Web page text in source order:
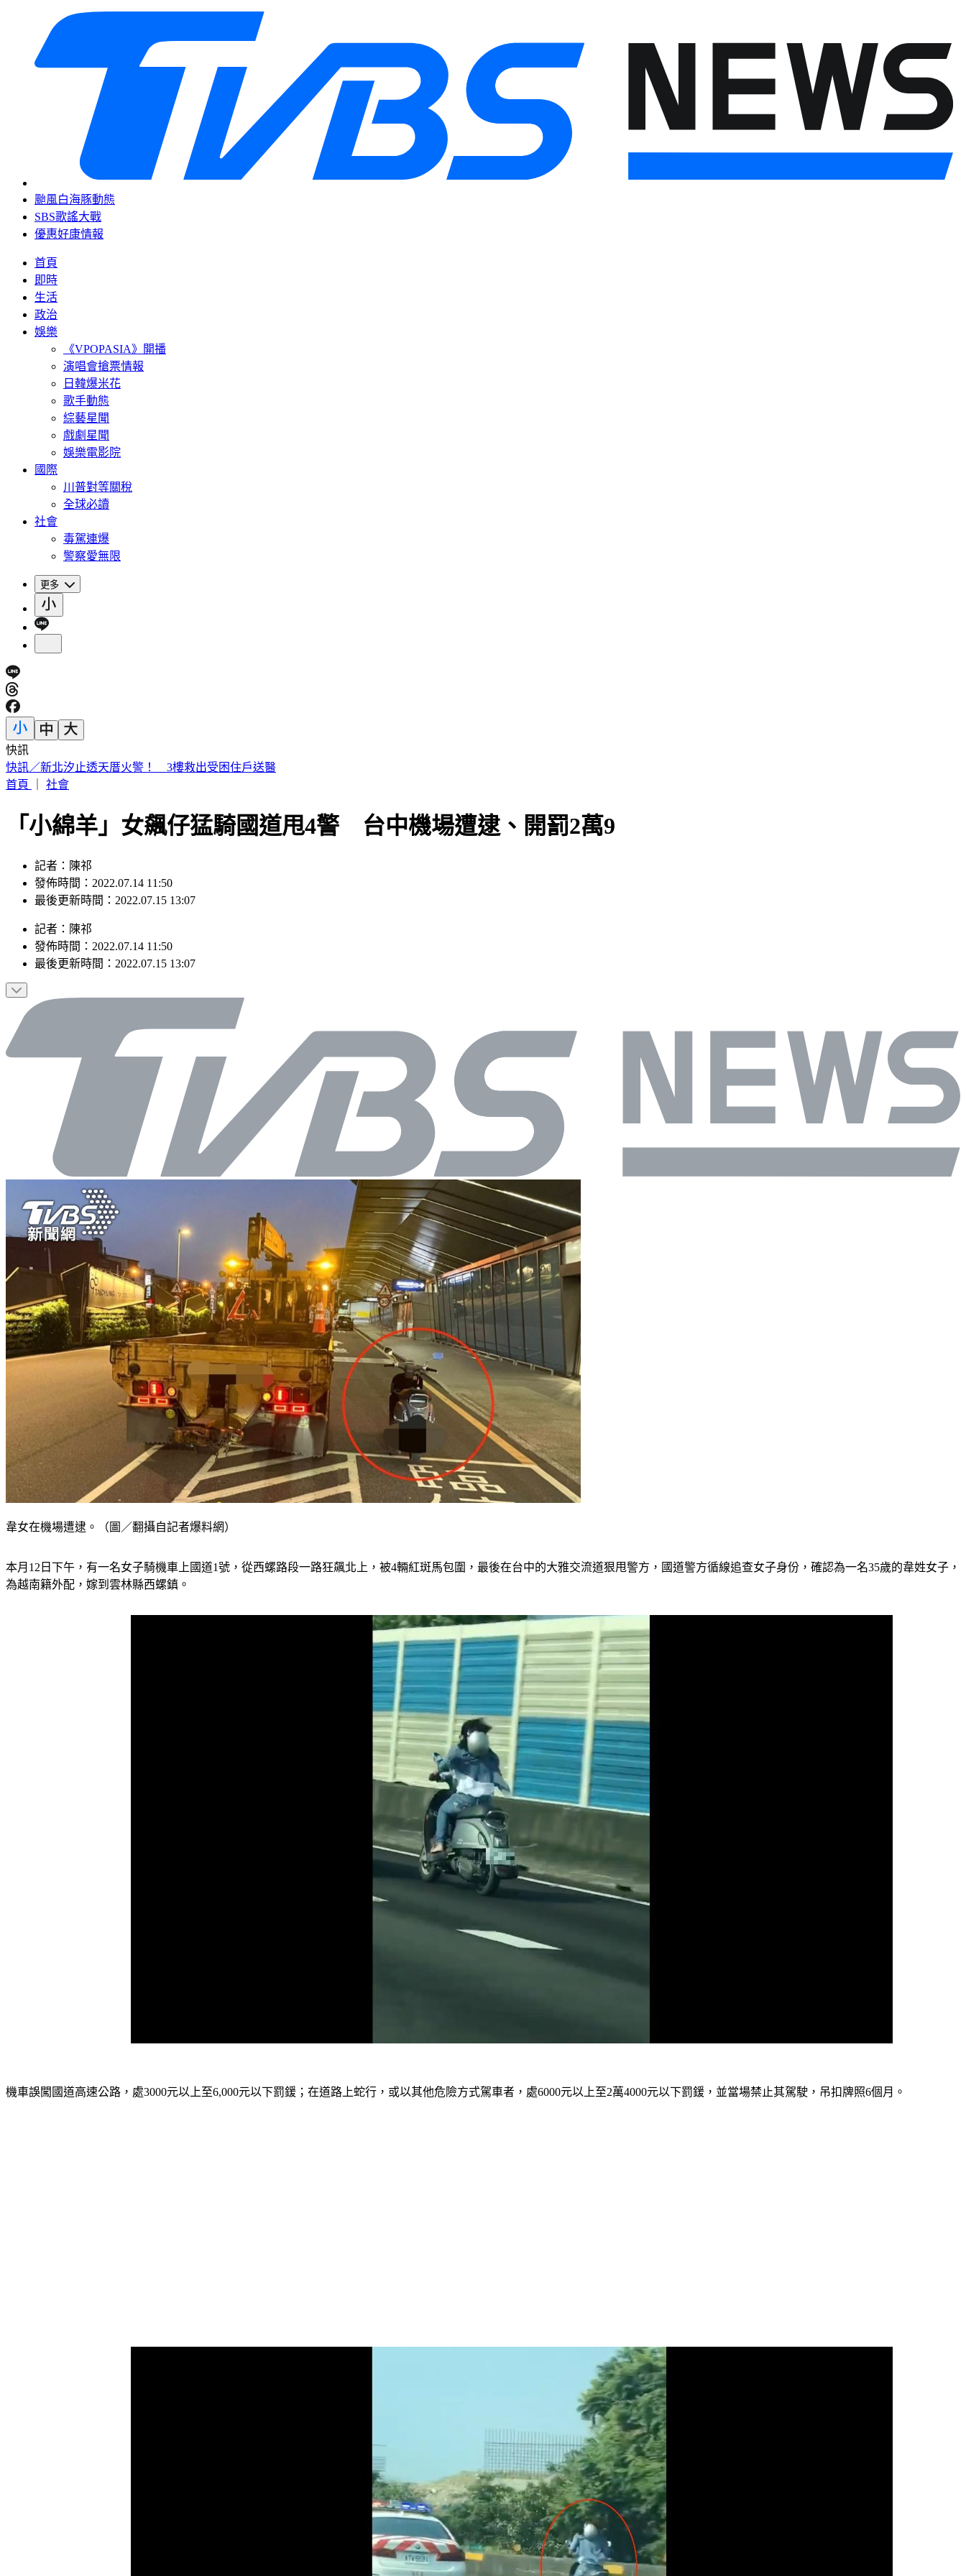
颱風白海豚動態
SBS歌謠大戰
優惠好康情報
首頁
即時
生活
政治
娛樂
《VPOPASIA》開播
演唱會搶票情報
日韓爆米花
歌手動態
綜藝星聞
戲劇星聞
娛樂電影院
國際
川普對等關稅
全球必讀
社會
毒駕連爆
警察愛無限
更多
快訊
日本人來台爆買！曬35公斤「超台戰利品」 網友見1物全笑翻
首頁
社會
「小綿羊」女飆仔猛騎國道甩4警 台中機場遭逮、開罰2萬9
記者：陳祁
發佈時間：2022.07.14 11:50
最後更新時間：2022.07.15 13:07
記者 ： 陳祁
發佈時間： 2022.07.14 11:50
最後更新時間： 2022.07.15 13:07
韋女在機場遭逮。（圖／翻攝自記者爆料網）
本月12日下午，有一名女子騎機車上國道1號，從西螺路段一路狂飆北上，被4輛紅斑馬包圍，最後在台中的大雅交流道狠甩警方，國道警方循線追查女子身份，確認為一名35歲的韋姓女子，
為越南籍外配，嫁到雲林縣西螺鎮。
機車誤闖國道高速公路，處3000元以上至6,000元以下罰鍰；在道路上蛇行，或以其他危險方式駕車者，處6000元以上至2萬4000元以下罰鍰，並當場禁止其駕駛，吊扣牌照6個月。